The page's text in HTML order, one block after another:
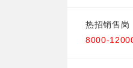
热招销售岗
8000-